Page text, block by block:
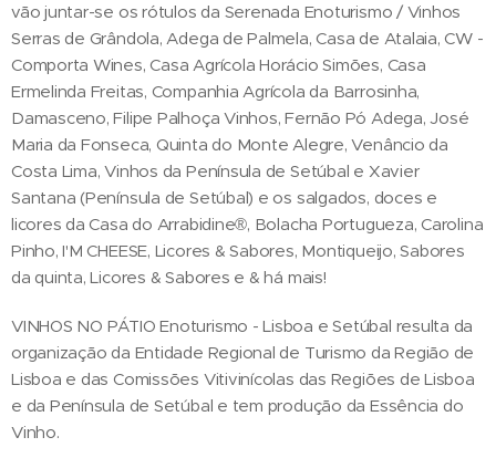
vão juntar-se os rótulos da Serenada Enoturismo / Vinhos
Serras de Grândola, Adega de Palmela, Casa de Atalaia, CW -
Comporta Wines, Casa Agrícola Horácio Simões, Casa
Ermelinda Freitas, Companhia Agrícola da Barrosinha,
Damasceno, Filipe Palhoça Vinhos, Fernão Pó Adega, José
Maria da Fonseca, Quinta do Monte Alegre, Venâncio da
Costa Lima, Vinhos da Península de Setúbal e Xavier
Santana (Península de Setúbal) e os salgados, doces e
licores da Casa do Arrabidine®, Bolacha Portugueza, Carolina
Pinho, I'M CHEESE, Licores & Sabores, Montiqueijo, Sabores
da quinta, Licores & Sabores e & há mais!
VINHOS NO PÁTIO Enoturismo - Lisboa e Setúbal resulta da
organização da Entidade Regional de Turismo da Região de
Lisboa e das Comissões Vitivinícolas das Regiões de Lisboa
e da Península de Setúbal e tem produção da Essência do
Vinho.